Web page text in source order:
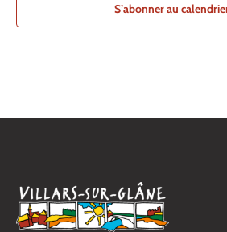
27 Accueil enfant à Villars-Animation
16h00
27 Kick-Boxing « Spécial filles »
MAI
27 Accueil enfants et ados à Villars-
16h30-18h30
Centre d'animation Dailles "Chez Nous"
S’abonner au